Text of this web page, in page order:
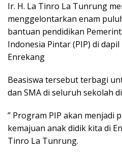
Ir. H. La Tinro La Tunrung
menggelontarkan enam
bantuan pendidikan
Indonesia Pintar (PIP) di
Enrekang
Beasiswa tersebut terbagi
dan SMA di seluruh sekolah
” Program PIP akan menjadi
kemajuan anak didik kita di
Tinro La Tunrung.